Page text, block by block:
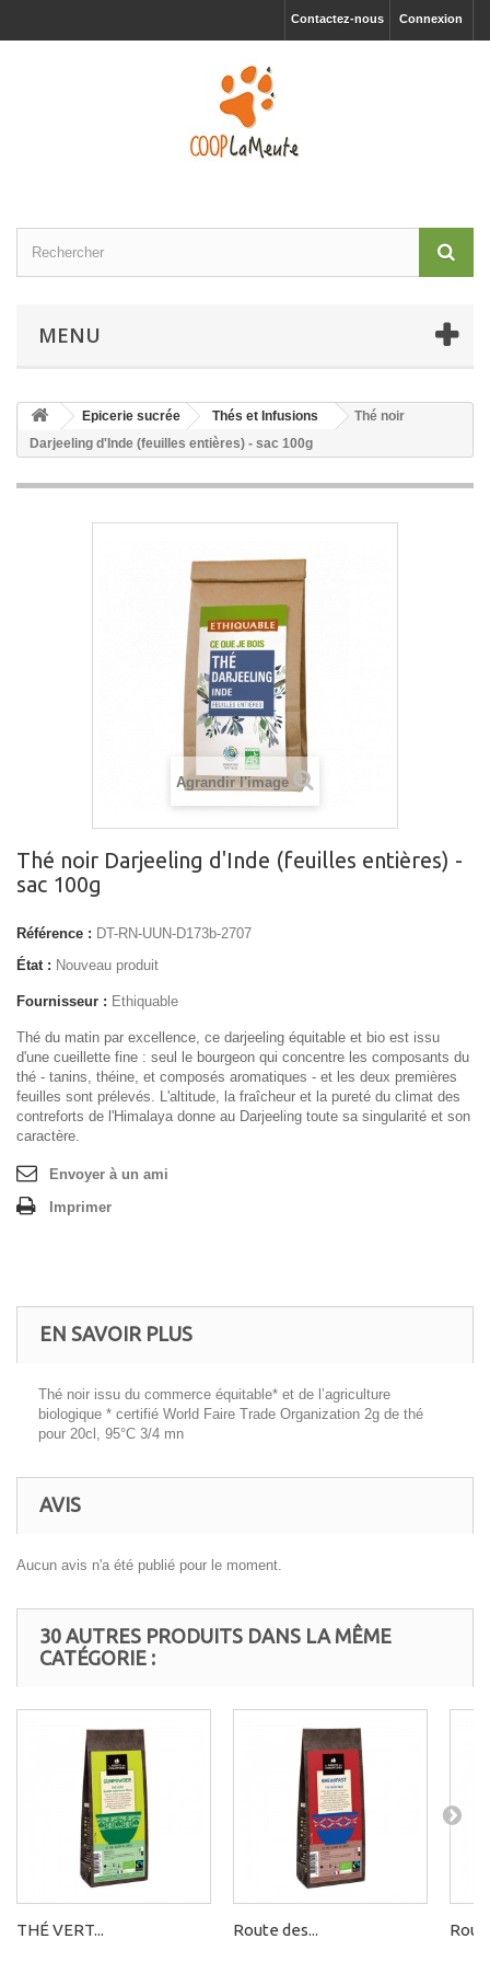
Connexion
Contactez-nous
MENU
Epicerie sucrée Thés et Infusions
Thé noir
Darjeeling d'Inde (feuilles entières) - sac 100g
Agrandir l'image
Thé noir Darjeeling d'Inde (feuilles entières) -
sac 100g
Référence : DT-RN-UUN-D173b-2707
État : Nouveau produit
Fournisseur : Ethiquable
Thé du matin par excellence, ce darjeeling équitable et bio est issu
d'une cueillette fine : seul le bourgeon qui concentre les composants du
thé - tanins, théine, et composés aromatiques - et les deux premières
feuilles sont prélevés. L'altitude, la fraîcheur et la pureté du climat des
contreforts de l'Himalaya donne au Darjeeling toute sa singularité et son
caractère.
Envoyer à un ami
Imprimer
EN SAVOIR PLUS
Thé noir issu du commerce équitable* et de l’agriculture
biologique * certifié World Faire Trade Organization 2g de thé
pour 20cl, 95°C 3/4 mn
AVIS
Aucun avis n'a été publié pour le moment.
30 AUTRES PRODUITS DANS LA MÊME
CATÉGORIE :
THÉ VERT... Route des...